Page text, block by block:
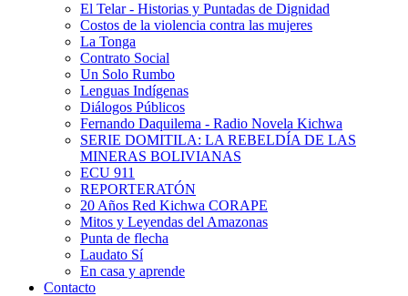
El Telar - Historias y Puntadas de Dignidad
Costos de la violencia contra las mujeres
La Tonga
Contrato Social
Un Solo Rumbo
Lenguas Indígenas
Diálogos Públicos
Fernando Daquilema - Radio Novela Kichwa
SERIE DOMITILA: LA REBELDÍA DE LAS
MINERAS BOLIVIANAS
ECU 911
REPORTERATÓN
20 Años Red Kichwa CORAPE
Mitos y Leyendas del Amazonas
Punta de flecha
Laudato Sí
En casa y aprende
Contacto